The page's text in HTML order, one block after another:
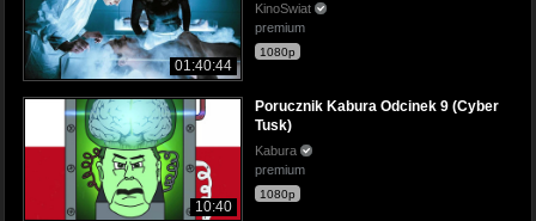
01:40:44
KinoSwiat
premium
1080p
10:40
Porucznik Kabura Odcinek 9 (Cyber
Tusk)
Kabura
premium
1080p